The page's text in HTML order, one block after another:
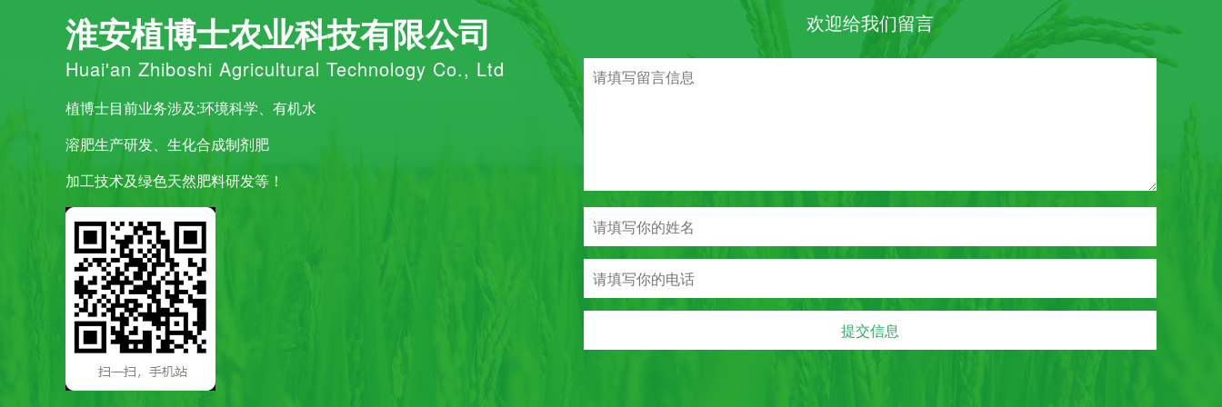
淮安植博士农业科技有限公司
Huai'an Zhiboshi Agricultural Technology Co., Ltd
植博士目前业务涉及:环境科学、有机水
溶肥生产研发、生化合成制剂肥
加工技术及绿色天然肥料研发等！
欢迎给我们留言